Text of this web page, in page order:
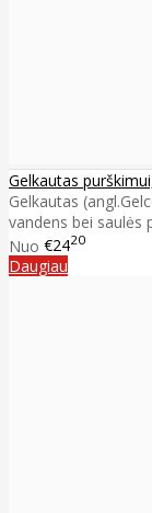
Gelkautas
Gelkautas
vandens bei saulės
Nuo €2420
Daugiau